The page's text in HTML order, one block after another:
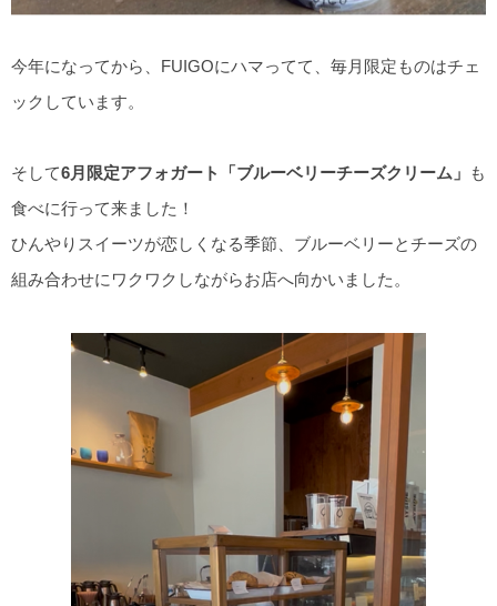
今年になってから、FUIGOにハマってて、毎月限定ものはチェ
ックしています。
そして6月限定アフォガート「ブルーベリーチーズクリーム」
も
食べに行って来ました！
ひんやりスイーツが恋しくなる季節、ブルーベリーとチーズの
組み合わせにワクワクしながらお店へ向かいました。